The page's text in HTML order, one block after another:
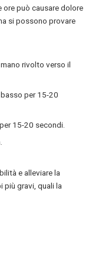
ore può causare dolore
si possono provare
rivolto verso il
per 15-20
15-20 secondi.
e alleviare la
più gravi, quali la